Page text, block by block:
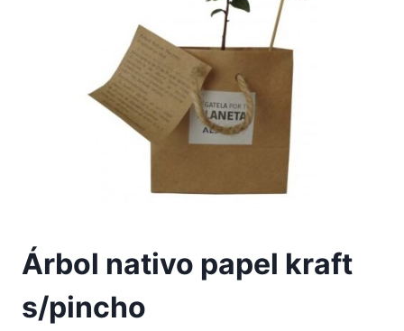
Árbol nativo papel kraft
s/pincho